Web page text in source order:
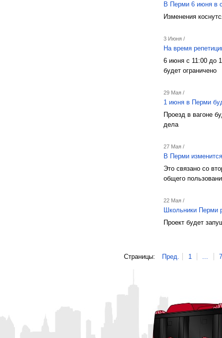
В Перми 6 июня в
Изменения
3 Июня /
На время
6 июня с 11:00 до
будет ограничено
29 Мая /
1 июня в Перми
Проезд в вагоне
дела
27 Мая /
В Перми
Это связано со
общего
22 Мая /
Школьники Перми
Проект будет
Страницы: Пред. 1